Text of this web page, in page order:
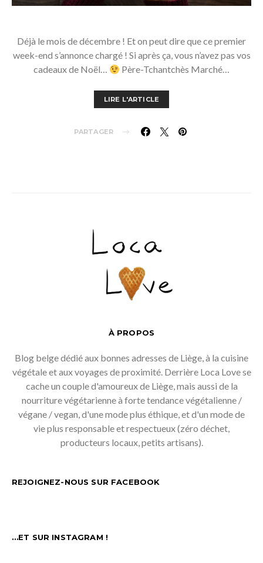
Déjà le mois de décembre ! Et on peut dire que ce premier
week-end s’annonce chargé ! Si après ça, vous n’avez pas vos
cadeaux de Noël…
Père-Tchantchès Marché…
LIRE L'ARTICLE
PARTAGER
À PROPOS
Blog belge dédié aux bonnes adresses de Liège, à la cuisine
végétale et aux voyages de proximité. Derrière Loca Love se
cache un couple d'amoureux de Liège, mais aussi de la
nourriture végétarienne à forte tendance végétalienne /
végane / vegan, d'une mode plus éthique, et d'un mode de
vie plus responsable et respectueux (zéro déchet,
producteurs locaux, petits artisans).
REJOIGNEZ-NOUS SUR FACEBOOK
…ET SUR INSTAGRAM !